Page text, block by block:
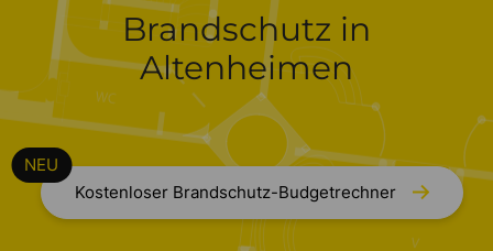
Brandschutz in
Altenheimen
Kostenloser Brandschutz-Budgetrechner